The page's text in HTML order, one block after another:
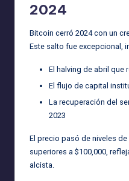
2024
Bitcoin cerró 2024 con un
Este salto fue excepcional,
El halving de abril que
El flujo de capital
La recuperación del
2023
El precio pasó de niveles
superiores a $100,000,
alcista.